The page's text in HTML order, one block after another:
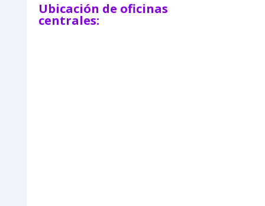
Ubicación de oficinas
centrales: